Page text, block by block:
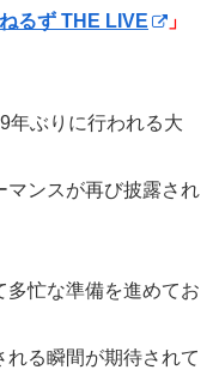
るず THE LIVE
」
年ぶりに行われる大
マンスが再び披露され
多忙な準備を進めてお
る瞬間が期待されて